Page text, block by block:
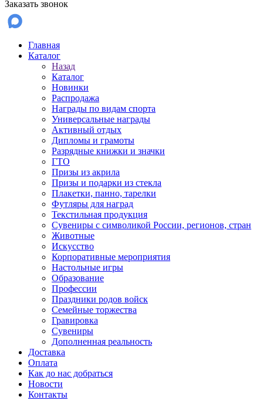
Заказать звонок
Главная
Каталог
Назад
Каталог
Новинки
Распродажа
Награды по видам спорта
Универсальные награды
Активный отдых
Дипломы и грамоты
Разрядные книжки и значки
ГТО
Призы из акрила
Призы и подарки из стекла
Плакетки, панно, тарелки
Футляры для наград
Текстильная продукция
Сувениры с символикой России, регионов, стран
Животные
Искусство
Корпоративные мероприятия
Настольные игры
Образование
Профессии
Праздники родов войск
Семейные торжества
Гравировка
Сувениры
Дополненная реальность
Доставка
Оплата
Как до нас добраться
Новости
Контакты